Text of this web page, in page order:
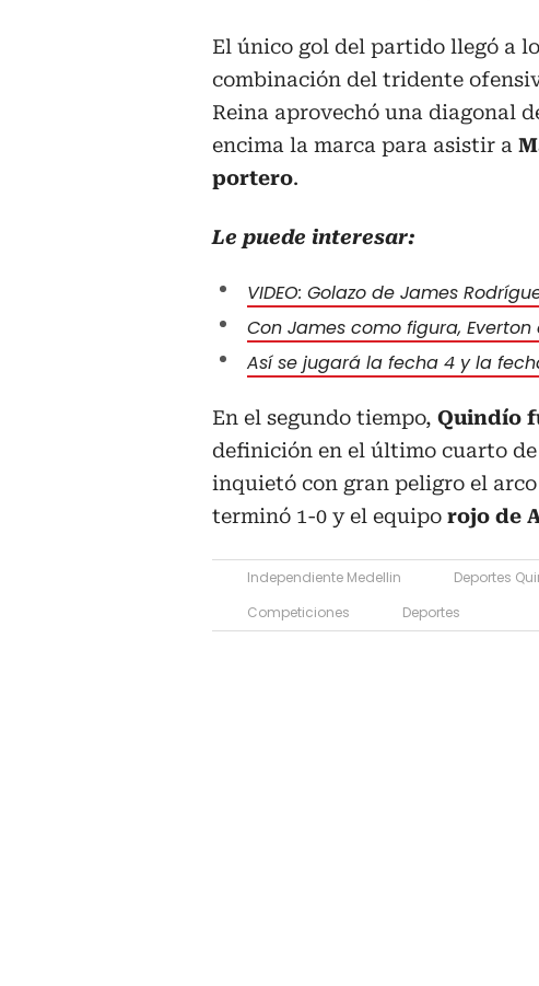
El único gol del partido llegó a
combinación del tridente
Reina aprovechó una diagonal
encima la marca para asistir a
portero.
Le puede interesar:
VIDEO: Golazo de James
Con James como figura,
Así se jugará la fecha 4 y la
En el segundo tiempo, Quindío
definición en el último cuarto
inquietó con gran peligro el
terminó 1-0 y el equipo rojo de
Independiente Medellin Deportes
Competiciones
Deportes